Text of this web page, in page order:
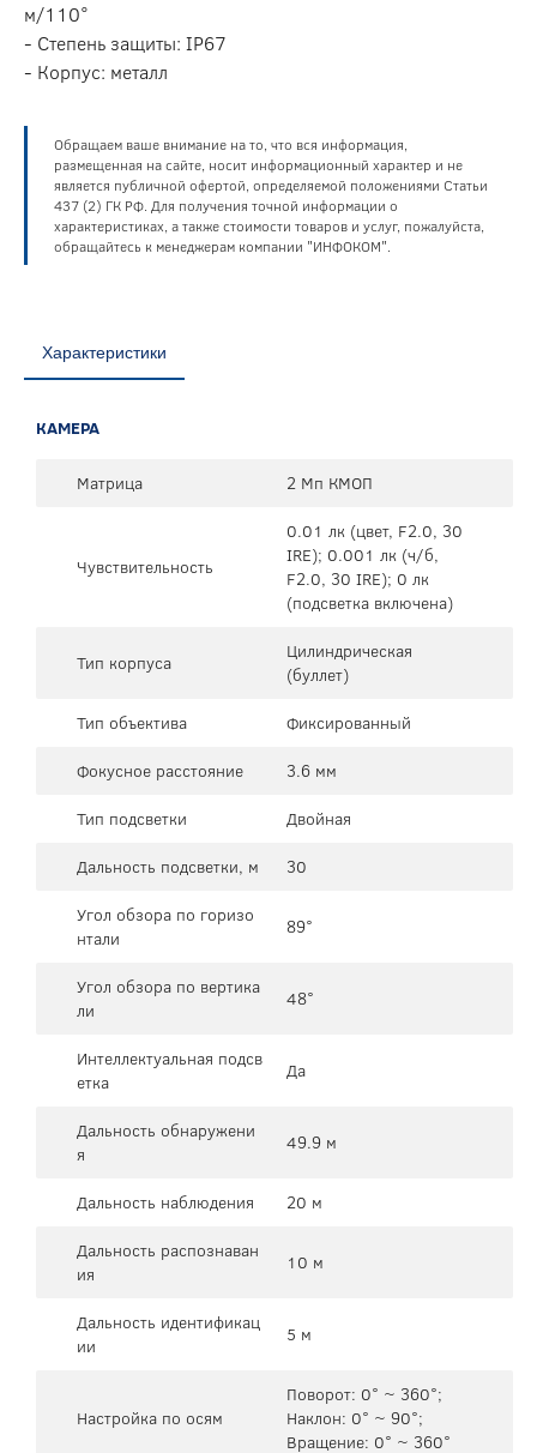
м/110°
- Степень защиты: IP67
- Корпус: металл
Обращаем ваше внимание на то, что вся информация,
размещенная на сайте, носит информационный характер и не
является публичной офертой, определяемой положениями Статьи
437 (2) ГК РФ. Для получения точной информации о
характеристиках, а также стоимости товаров и услуг, пожалуйста,
обращайтесь к менеджерам компании "ИНФОКОМ".
Характеристики
КАМЕРА
Матрица 2 Мп КМОП
Чувствительность
0.01 лк (цвет, F2.0, 30
IRE); 0.001 лк (ч/б,
F2.0, 30 IRE); 0 лк
(подсветка включена)
Тип корпуса
Цилиндрическая
(буллет)
Тип объектива
Фиксированный
Фокусное расстояние
3.6 мм
Тип подсветки
Двойная
Дальность подсветки, м
30
Угол обзора по горизо
нтали
89°
Угол обзора по вертика
ли
48°
Интеллектуальная подсв
етка
Да
Дальность обнаружени
я
49.9 м
Дальность наблюдения
20 м
Дальность распознаван
ия
10 м
Дальность идентификац
ии
5 м
Настройка по осям
Поворот: 0° ~ 360°;
Наклон: 0° ~ 90°;
Вращение: 0° ~ 360°